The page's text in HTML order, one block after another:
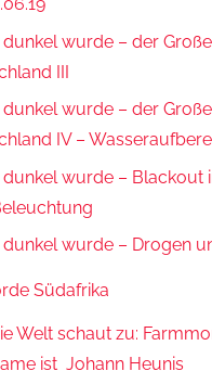
dunkel wurde – der
III
dunkel wurde – der
IV –
dunkel wurde – Blackout
dunkel wurde – Drogen
Südafrika
Welt schaut zu:
ist Johann Heunis